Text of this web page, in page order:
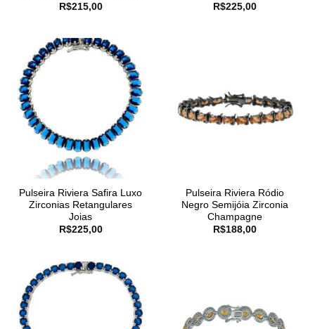
R$215,00
R$225,00
Pulseira Riviera Safira Luxo
Zirconias Retangulares
Joias
R$225,00
Pulseira Riviera Ródio
Negro Semijóia Zirconia
Champagne
R$188,00